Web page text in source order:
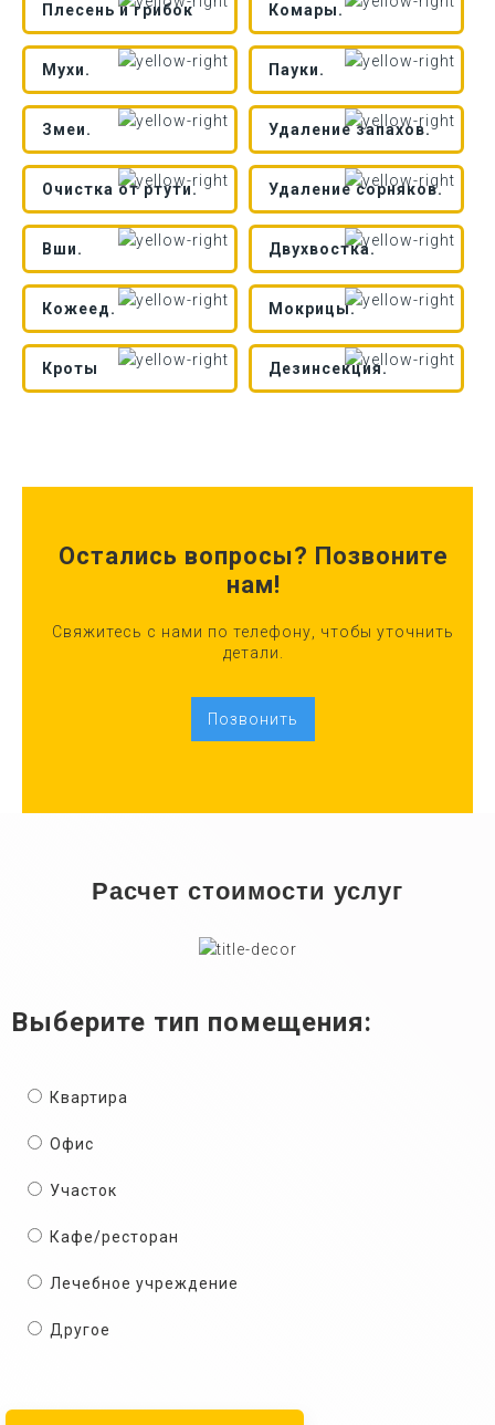
Плесень и грибок Комары.
Мухи. Пауки.
Змеи. Удаление запахов.
Очистка от ртути. Удаление сорняков.
Вши. Двухвостка.
Кожеед. Мокрицы.
Кроты Дезинсекция.
Остались вопросы? Позвоните
нам!
Свяжитесь с нами по телефону, чтобы уточнить
детали.
Позвонить
Расчет стоимости услуг
Выберите тип помещения:
Квартира
Офис
Участок
Кафе/ресторан
Лечебное учреждение
Другое